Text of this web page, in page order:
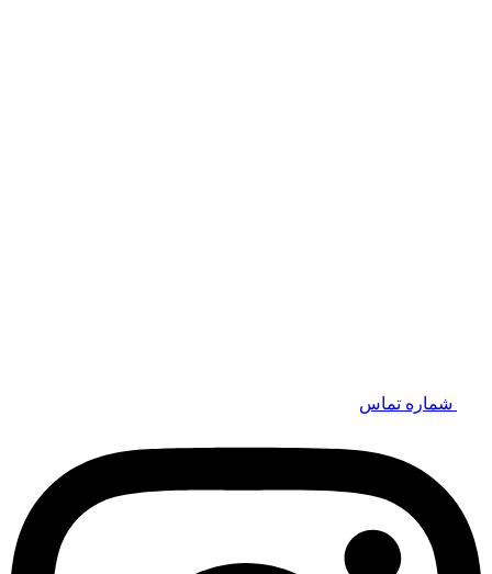
شماره تماس